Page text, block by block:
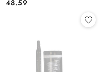
Cena:
48.59